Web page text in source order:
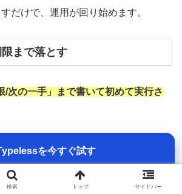
だけで、運用が回り始めます。
まで落とす
/次の一手」まで書いて初めて実行さ
ToDoを担当者と期限つきで整理し
を今すぐ試す
を今すぐ試す
検索 トップ サイドバー